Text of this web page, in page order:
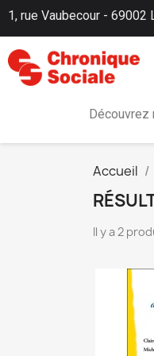
1, rue Vaubecour - 69002
Accueil
Il y a 2